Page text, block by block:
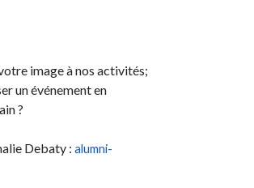
image à nos activités;
un événement en
?
Debaty : alumni-